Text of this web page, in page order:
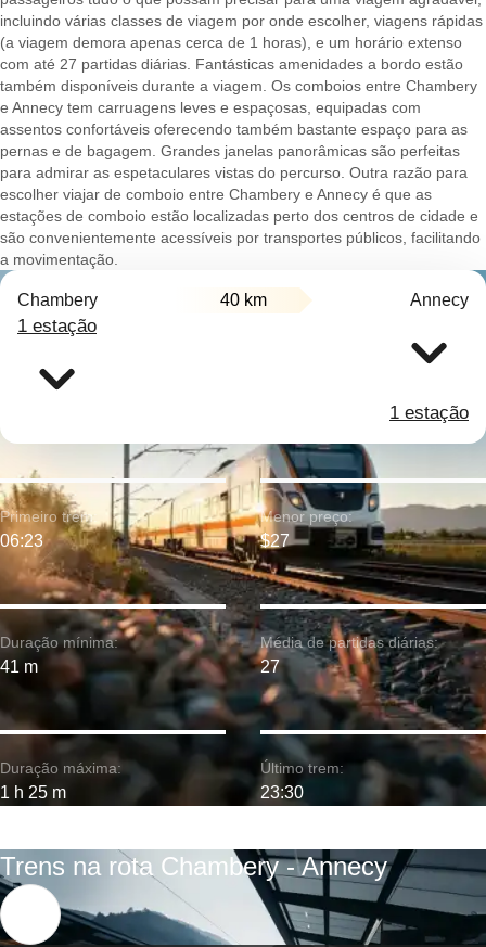
incluindo várias classes de viagem por onde escolher, viagens rápidas
(a viagem demora apenas cerca de 1 horas), e um horário extenso
com até 27 partidas diárias. Fantásticas amenidades a bordo estão
também disponíveis durante a viagem. Os comboios entre Chambery
e Annecy tem carruagens leves e espaçosas, equipadas com
assentos confortáveis oferecendo também bastante espaço para as
pernas e de bagagem. Grandes janelas panorâmicas são perfeitas
para admirar as espetaculares vistas do percurso. Outra razão para
escolher viajar de comboio entre Chambery e Annecy é que as
estações de comboio estão localizadas perto dos centros de cidade e
são convenientemente acessíveis por transportes públicos, facilitando
a movimentação.
Chambery 40 km Annecy
1 estação
1 estação
Duração mínima:
41 m
Primeiro trem:
06:23
Duração máxima:
1 h 25 m
Menor preço:
$27
Média de partidas diárias:
27
Último trem:
23:30
Trens na rota Chambery - Annecy